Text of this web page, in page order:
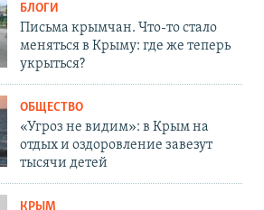
БЛОГИ
Письма крымчан. Что-то стало
меняться в Крыму: где же теперь
укрыться?
ОБЩЕСТВО
«Угроз не видим»: в Крым на
отдых и оздоровление завезут
тысячи детей
КРЫМ